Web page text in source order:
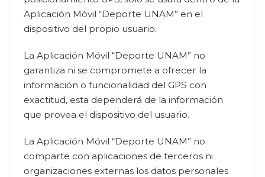
Aplicación Móvil “Deporte UNAM” en el
dispositivo del propio usuario.
La Aplicación Móvil “Deporte UNAM” no
garantiza ni se compromete a ofrecer la
información o funcionalidad del GPS con
exactitud, esta dependerá de la información
que provea el dispositivo del usuario.
La Aplicación Móvil “Deporte UNAM” no
comparte con aplicaciones de terceros ni
organizaciones externas los datos personales